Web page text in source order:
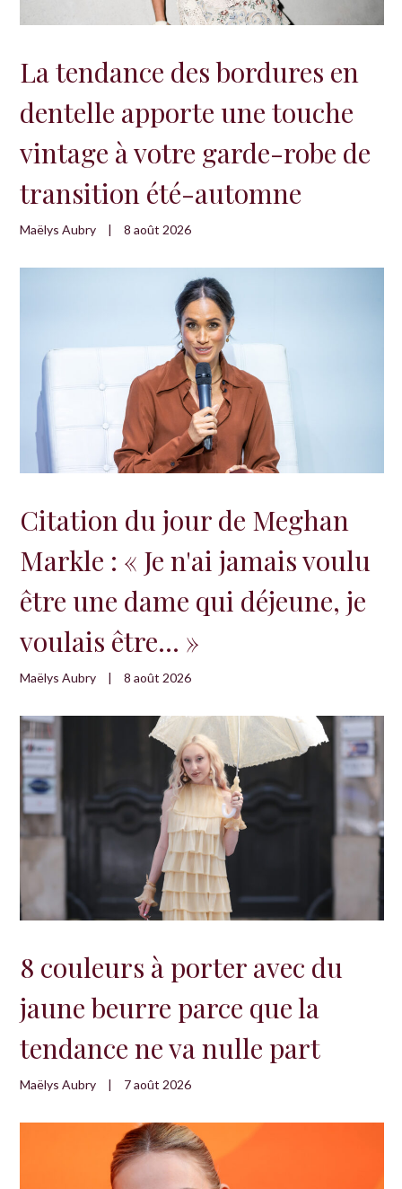
La tendance des bordures en
dentelle apporte une touche
vintage à votre garde-robe de
transition été-automne
Maëlys Aubry | 8 août 2026
Citation du jour de Meghan
Markle : « Je n'ai jamais voulu
être une dame qui déjeune, je
voulais être… »
Maëlys Aubry | 8 août 2026
8 couleurs à porter avec du
jaune beurre parce que la
tendance ne va nulle part
Maëlys Aubry | 7 août 2026